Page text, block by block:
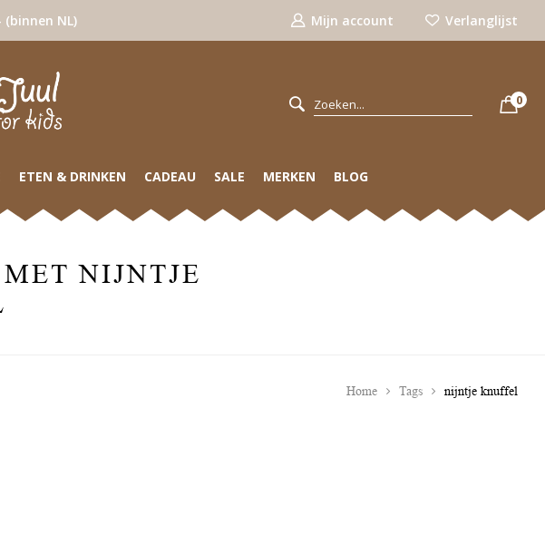
NL) Mijn account Verlanglijst
0
ETEN & DRINKEN CADEAU SALE MERKEN BLOG
NIJNTJE
Home Tags nijntje knuffel